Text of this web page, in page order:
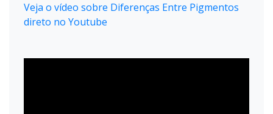
Veja o vídeo sobre Diferenças Entre Pigmentos
direto no Youtube